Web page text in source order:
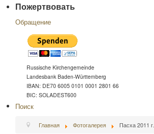
Пожертвовать
Обращение
Russische Kirchengemeinde
Landesbank Baden-Württemberg
IBAN: DE70 6005 0101 0001 2801 66
BIC: SOLADEST600
Поиск
Главная Фотогалерея Пасха 2011 г.